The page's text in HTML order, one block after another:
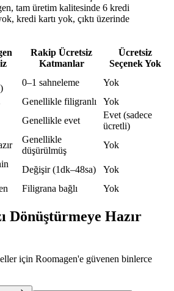
tam üretim kalitesinde 6 kredi
kredi kartı yok, çıktı üzerinde
Rakip Ücretsiz
Katmanlar
Ücretsiz
Seçenek Yok
0–1 sahneleme
Yok
Genellikle filigranlı
Yok
Genellikle evet
Evet (sadece
ücretli)
Genellikle
düşürülmüş
Yok
Değişir (1dk–48sa)
Yok
Filigrana bağlı Yok
Dönüştürmeye Hazır
için Roomagen'e güvenen binlerce